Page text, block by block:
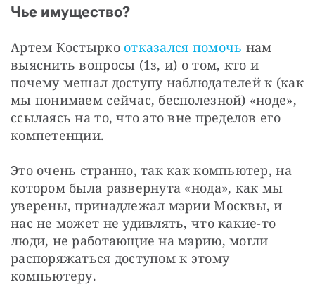
Чье имущество?
Артем Костырко отказался помочь нам
выяснить вопросы (1з, и) о том, кто и
почему мешал доступу наблюдателей к (как
мы понимаем сейчас, бесполезной) «ноде»,
ссылаясь на то, что это вне пределов его
компетенции.
Это очень странно, так как компьютер, на
котором была развернута «нода», как мы
уверены, принадлежал мэрии Москвы, и
нас не может не удивлять, что какие-то
люди, не работающие на мэрию, могли
распоряжаться доступом к этому
компьютеру.